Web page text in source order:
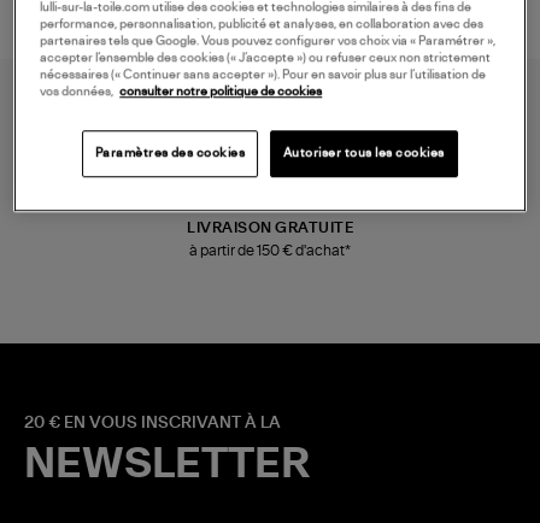
LIVRAISON GRATUITE
à partir de 150 € d'achat*
20 € EN VOUS INSCRIVANT À LA
NEWSLETTER
lulli-sur-la-toile.com utilise des cookies et technologies similaires à des fins de
performance, personnalisation, publicité et analyses, en collaboration avec des
partenaires tels que Google. Vous pouvez configurer vos choix via « Paramétrer »,
accepter l’ensemble des cookies (« J’accepte ») ou refuser ceux non strictement
nécessaires (« Continuer sans accepter »). Pour en savoir plus sur l’utilisation de
vos données, consulter notre politique de cookies
Paramètres des cookies Autoriser tous les cookies